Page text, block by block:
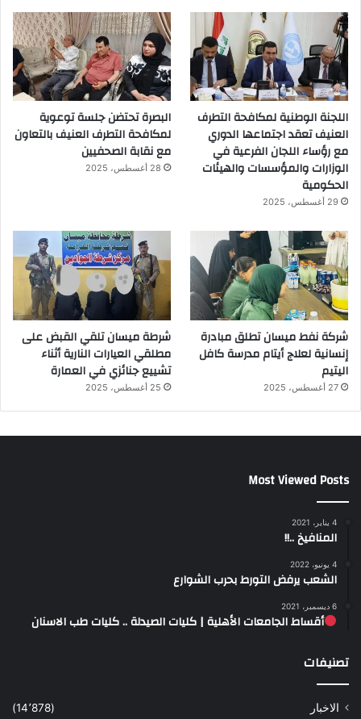
اللجنة الوطنية لمكافحة التطرف
العنيف تعقد اجتماعها الدوري
مع رؤساء اللجان الفرعية في
الوزارات والمؤسسات والهيئات
الحكومية
29 أغسطس، 2025
البصرة تحتضن جلسة توعوية
لمكافحة التطرف العنيف بالتعاون
مع نقابة الصحفيين
28 أغسطس، 2025
شركة نفط ميسان تطلق مبادرة
إنسانية لعلاج أيتام مدرسة كافل
اليتيم
27 أغسطس، 2025
شرطة ميسان تلقي القبض على
مطلقي العيارات النارية أثناء
تشييع جنائزي في العمارة
25 أغسطس، 2025
Most Viewed Posts
4 يناير، 2021
المنافيخ ..!!
4 يونيو، 2022
الشعب يرفض التورط بحرب الشوارع
6 ديسمبر، 2021
أقساط الجامعات الأهلية | كليات الصيدلة .. كليات طب الاسنان
تصنيفات
الاخبار
(14٬878)